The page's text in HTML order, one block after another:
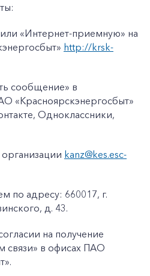
или «Интернет-приемную» на
http://krsk-
сообщение» в
«Красноярскэнергосбыт»
Одноклассники,
kanz@kes.esc-
по адресу: 660017, г.
д. 43.
на получение
связи» в офисах ПАО